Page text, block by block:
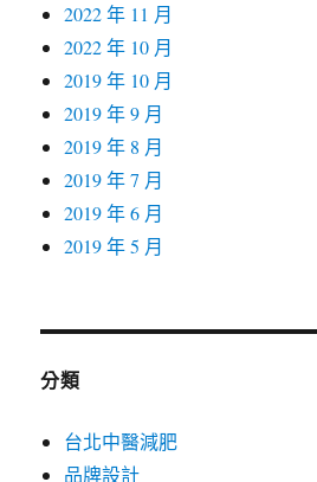
2022 年 11 月
2022 年 10 月
2019 年 10 月
2019 年 9 月
2019 年 8 月
2019 年 7 月
2019 年 6 月
2019 年 5 月
分類
台北中醫減肥
品牌設計